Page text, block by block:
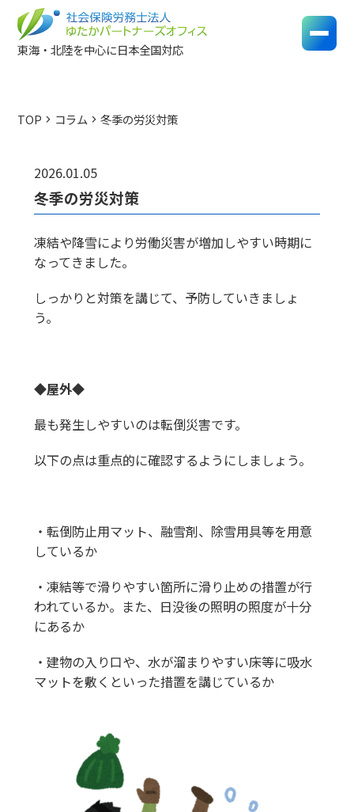
東海・北陸を中心に日本全国対応
TOP chevron_right コラム chevron_right冬季の労災対策
2026.01.05
冬季の労災対策
凍結や降雪により労働災害が増加しやすい時期に
なってきました。
しっかりと対策を講じて、予防していきましょ
う。
◆屋外◆
最も発生しやすいのは転倒災害です。
以下の点は重点的に確認するようにしましょう。
・転倒防止用マット、融雪剤、除雪用具等を用意
しているか
・凍結等で滑りやすい箇所に滑り止めの措置が行
われているか。また、日没後の照明の照度が十分
にあるか
・建物の入り口や、水が溜まりやすい床等に吸水
マットを敷くといった措置を講じているか